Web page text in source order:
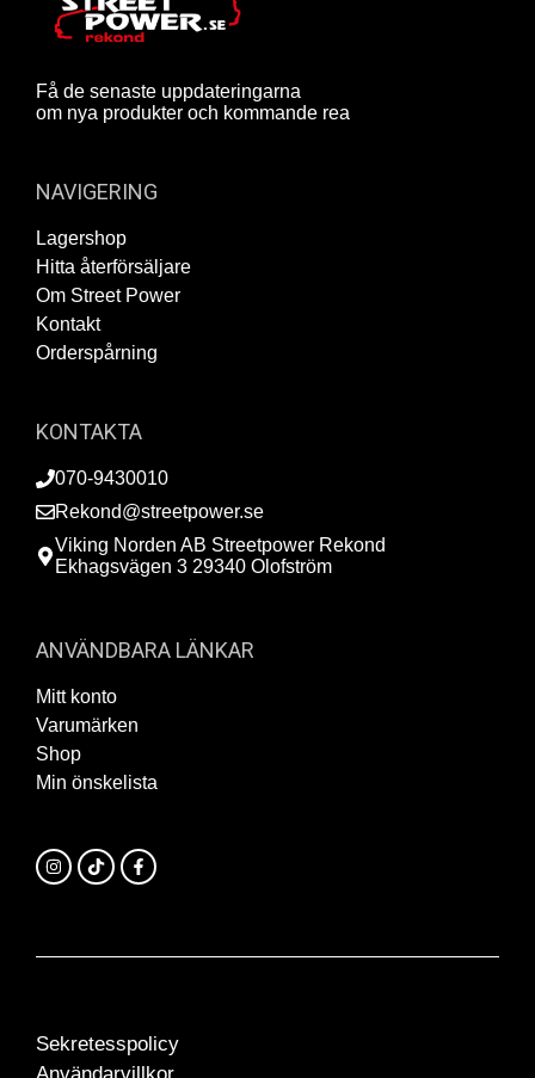
Få de senaste uppdateringarna
om nya produkter och kommande rea
NAVIGERING
Lagershop
Hitta återförsäljare
Om Street Power
Kontakt
Orderspårning
KONTAKTA
070-9430010
Rekond@streetpower.se
Viking Norden AB Streetpower Rekond
Ekhagsvägen 3 29340 Olofström
ANVÄNDBARA LÄNKAR
Mitt konto
Varumärken
Shop
Min önskelista
Sekretesspolicy